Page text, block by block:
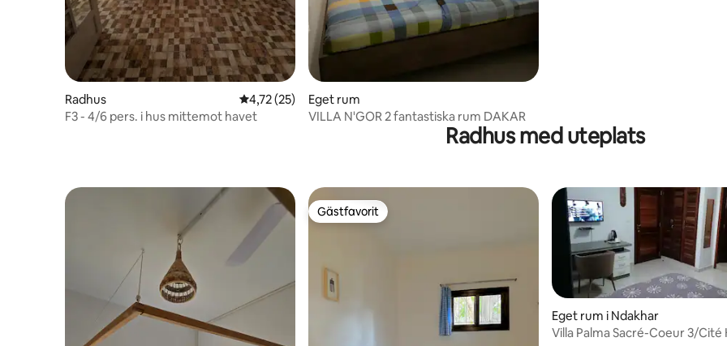
Radhus 4,72 av 5 i genomsnittligt betyg, 25 omdömen
4,72 (25)
F3 - 4/6 pers. i hus mittemot havet
Eget rum
VILLA N'GOR 2 fantastiska rum DAKAR
Radhus med uteplats
Gästfavorit
Gästfavorit
Eget rum i Ndakhar
Villa Palma Sacré-Coeur 3/Cité